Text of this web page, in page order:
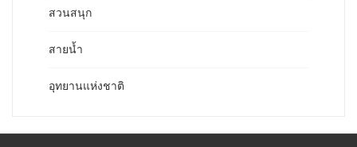
สวนสนุก
สายน้ำ
อุทยานแห่งชาติ